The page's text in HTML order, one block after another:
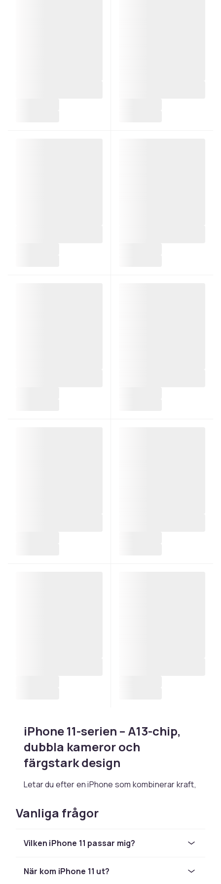
iPhone 11-serien – A13-chip,
dubbla kameror och
färgstark design
Letar du efter en iPhone som kombinerar kraft,
serien ett smart val. Här får du Apples A13
Bionic-chip, dubbla 12 MP-kameror och en
design som finns i flera färgstarka varianter. En
stunder.
Vanliga frågor
Vilken iPhone 11 passar mig?
När kom iPhone 11 ut?